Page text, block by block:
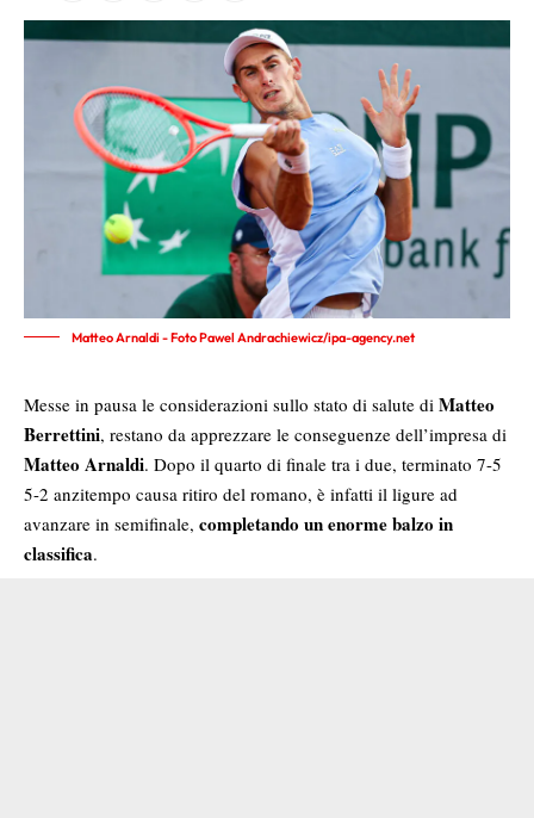
Matteo Arnaldi - Foto Pawel Andrachiewicz/ipa-agency.net
Messe in pausa le considerazioni sullo stato di salute di Matteo
Berrettini, restano da apprezzare le conseguenze dell’impresa di
Matteo Arnaldi. Dopo il quarto di finale tra i due, terminato 7-5
5-2 anzitempo causa ritiro del romano, è infatti il ligure ad
avanzare in semifinale, completando un enorme balzo in
classifica.